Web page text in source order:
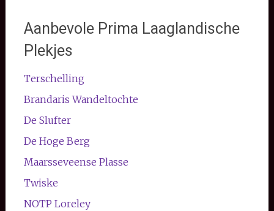
Aanbevole Prima Laaglandische
Plekjes
Terschelling
Brandaris Wandeltochte
De Slufter
De Hoge Berg
Maarsseveense Plasse
Twiske
NOTP Loreley